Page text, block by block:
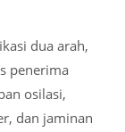
dua arah,
penerima
osilasi,
dan jaminan